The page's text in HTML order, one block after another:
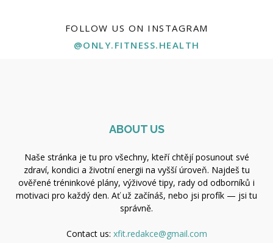
FOLLOW US ON INSTAGRAM
@ONLY.FITNESS.HEALTH
ABOUT US
Naše stránka je tu pro všechny, kteří chtějí posunout své
zdraví, kondici a životní energii na vyšší úroveň. Najdeš tu
ověřené tréninkové plány, výživové tipy, rady od odborníků i
motivaci pro každý den. Ať už začínáš, nebo jsi profík — jsi tu
správně.
Contact us: xfit.redakce@gmail.com